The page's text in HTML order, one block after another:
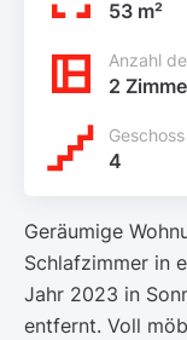
53 m²
Anzahl
2
Geschoss
4
Geräumige
Schlafzimmer in
Jahr 2023 in
entfernt. Voll